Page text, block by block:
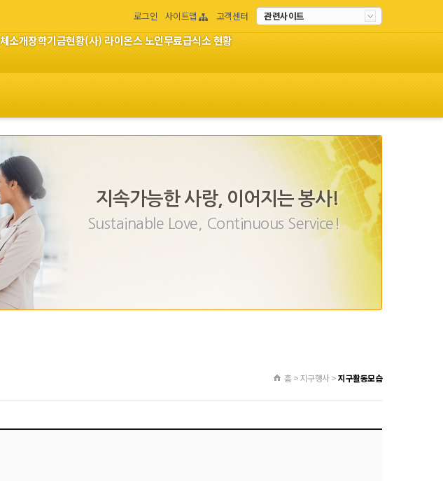
로그인 사이트맵 고객센터 관련사이트
소개장학기금현황(사) 라이온스 노인무료급식소 현황
지속가능한 사랑, 이어지는 봉사!
Sustainable Love, Continuous Service!
홈 > 지구행사 >지구활동모습